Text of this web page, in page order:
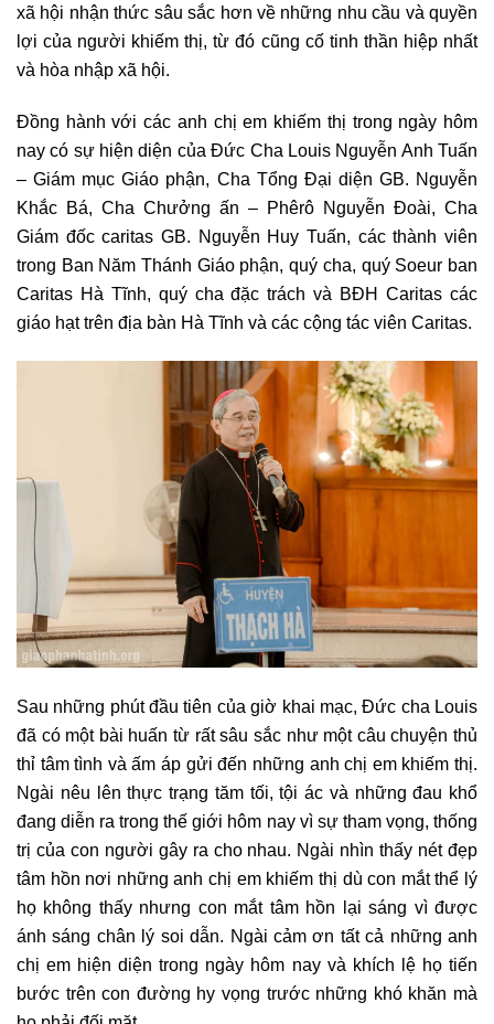
xã hội nhận thức sâu sắc hơn về những nhu cầu và quyền
lợi của người khiếm thị, từ đó cũng cố tinh thần hiệp nhất
và hòa nhập xã hội.
Đồng hành với các anh chị em khiếm thị trong ngày hôm
nay có sự hiện diện của Đức Cha Louis Nguyễn Anh Tuấn
– Giám mục Giáo phận, Cha Tổng Đại diện GB. Nguyễn
Khắc Bá, Cha Chưởng ấn – Phêrô Nguyễn Đoài, Cha
Giám đốc caritas GB. Nguyễn Huy Tuấn, các thành viên
trong Ban Năm Thánh Giáo phận, quý cha, quý Soeur ban
Caritas Hà Tĩnh, quý cha đặc trách và BĐH Caritas các
giáo hạt trên địa bàn Hà Tĩnh và các cộng tác viên Caritas.
Sau những phút đầu tiên của giờ khai mạc, Đức cha Louis
đã có một bài huấn từ rất sâu sắc như một câu chuyện thủ
thỉ tâm tình và ấm áp gửi đến những anh chị em khiếm thị.
Ngài nêu lên thực trạng tăm tối, tội ác và những đau khổ
đang diễn ra trong thế giới hôm nay vì sự tham vọng, thống
trị của con người gây ra cho nhau. Ngài nhìn thấy nét đẹp
tâm hồn nơi những anh chị em khiếm thị dù con mắt thể lý
họ không thấy nhưng con mắt tâm hồn lại sáng vì được
ánh sáng chân lý soi dẫn. Ngài cảm ơn tất cả những anh
chị em hiện diện trong ngày hôm nay và khích lệ họ tiến
bước trên con đường hy vọng trước những khó khăn mà